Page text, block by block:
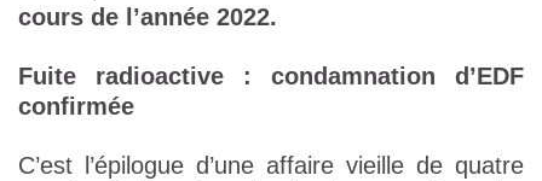
cours de l’année 2022.
Fuite radioactive : condamnation d’EDF
confirmée
C’est l’épilogue d’une affaire vieille de quatre